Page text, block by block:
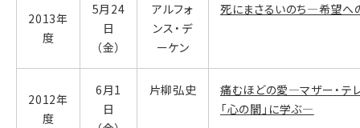
2013年
度
5月24
日
（金）
アルフォ
ンス・デ
ーケン
死にまさるいのち―希望
2012年
度
6月1
日
片柳弘史
痛むほどの愛―マザー・テ
「心の闇」に学ぶ―